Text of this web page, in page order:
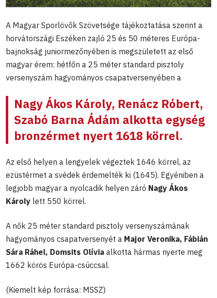
A Magyar Sporlövők Szövetsége tájékoztatása szerint a
horvátországi Eszéken zajló 25 és 50 méteres Európa-
bajnokság juniormezőnyében is megszületett az első
magyar érem: hétfőn a 25 méter standard pisztoly
versenyszám hagyományos csapatversenyében a
Nagy Ákos Károly, Renácz Róbert,
Szabó Barna Ádám alkotta egység
bronzérmet nyert 1618 körrel.
Az első helyen a lengyelek végeztek 1646 körrel, az
ezüstérmet a svédek érdemelték ki (1645). Egyéniben a
legjobb magyar a nyolcadik helyen záró Nagy Ákos
Károly lett 550 körrel.
A nők 25 méter standard pisztoly versenyszámának
hagyományos csapatversenyét a Major Veronika, Fábián
Sára Ráhel, Domsits Olívia alkotta hármas nyerte meg
1662 körös Európa-csúccsal.
(Kiemelt kép forrása: MSSZ)